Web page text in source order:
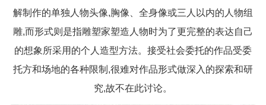
解制作的单独人物头像,胸像、全身像或三人以内的人物组
雕,而形式则是指雕塑家塑造人物时为了更完整的表达自己
的想象所采用的个人造型方法。接受社会委托的作品受委
托方和场地的各种限制,很难对作品形式做深入的探索和研
究,故不在此讨论。